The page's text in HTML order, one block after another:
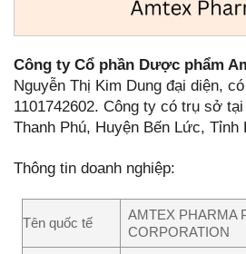
Công ty Cổ phần Dược phẩm
Nguyễn Thị Kim Dung đại diện,
1101742602. Công ty có trụ sở
Thanh Phú, Huyện Bến Lức, Tỉnh
Thông tin doanh nghiệp:
Tên quốc tế
AMTEX PHARMA
CORPORATION